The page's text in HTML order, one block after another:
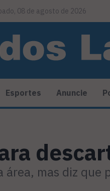
08 de agosto de 2026
Esportes Anuncie
mas diz que